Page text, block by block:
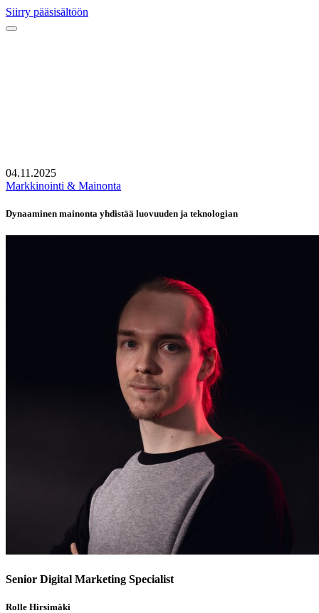
Siirry pääsisältöön
04.11.2025
Markkinointi & Mainonta
Dynaaminen mainonta yhdistää luovuuden ja teknologian
Senior Digital Marketing Specialist
Rolle Hirsimäki